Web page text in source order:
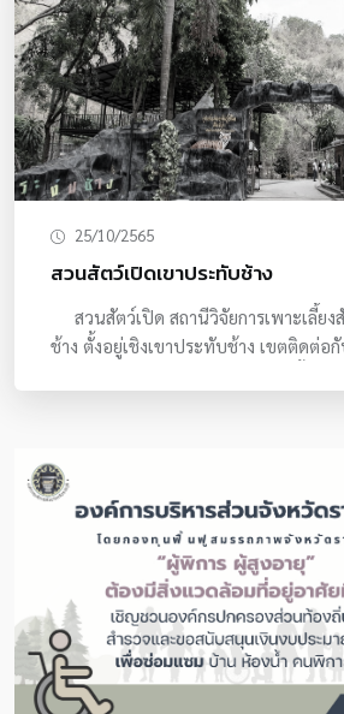
25/10/2565
สวนสัตว์เปิดเขาประทับช้าง
สวนสัตว์เปิด สถานีวิจัยการเพาะเลี้ยง
ช้าง ตั้งอยู่เชิงเขาประทับช้าง เขตติดต่อ
Previous